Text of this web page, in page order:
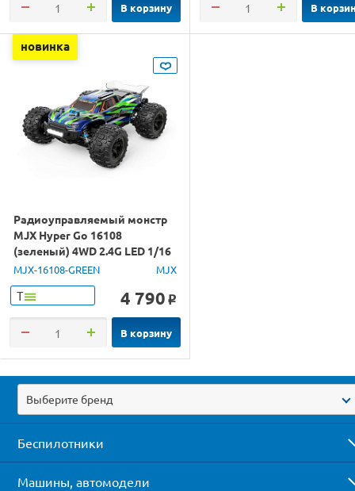
В корзину В
новинка
Радиоуправляемый монстр
MJX Hyper Go 16108
(зеленый) 4WD 2.4G LED 1/16
RTR
MJX-16108-GREEN MJX
Т 4 790 o
В корзину
Выберите бренд
Беспилотники
Машины, автомодели